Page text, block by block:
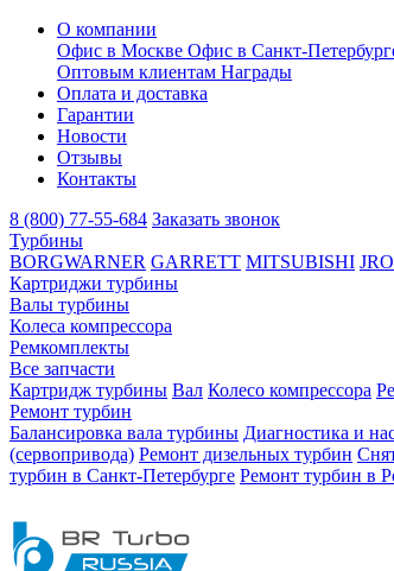
О компании
Офис в Москве Офис в Санкт-
Оптовым клиентам Награды
Оплата и доставка
Гарантии
Новости
Отзывы
Контакты
8 (800) 77-55-684 Заказать звонок
Турбины
BORGWARNER GARRETT MITSUBISHI
Картриджи турбины
Валы турбины
Колеса компрессора
Ремкомплекты
Все запчасти
Картридж турбины Вал Колесо компрессора
Ремонт турбин
Балансировка вала турбины Диагностика и
(сервопривода) Ремонт дизельных турбин
турбин в Санкт-Петербурге Ремонт турбин в